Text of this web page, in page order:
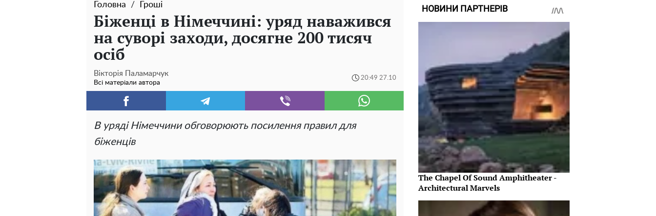
Головна Гроші
Біженці в Німеччині: уряд наважився
на суворі заходи, досягне 200 тисяч
осіб
Вікторія Паламарчук
Всі матеріали автора
20:49 27.10
В уряді Німеччини обговорюють посилення правил для
біженців
НОВИНИ ПАРТНЕРІВ
The Chapel Of Sound Amphitheater -
Architectural Marvels